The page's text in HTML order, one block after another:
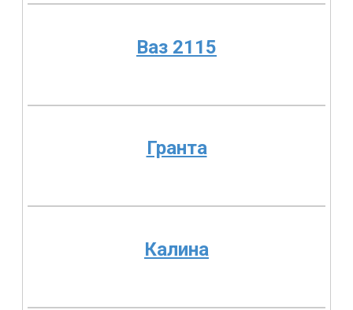
Ваз 2115
Гранта
Калина